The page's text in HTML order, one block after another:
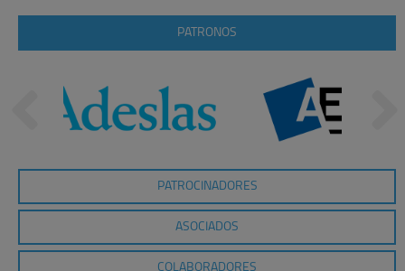
PATRONOS
PATROCINADORES
ASOCIADOS
COLABORADORES